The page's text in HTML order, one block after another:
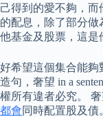
己得到的愛不夠，而
的配息，除了部分
他基金及股票，這是
好希望這個集合能夠
造句，奢望 in a
權所有違者必究。
都會同時配置股及